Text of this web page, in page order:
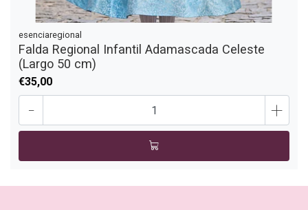
esenciaregional
Falda Regional Infantil Adamascada Celeste
(Largo 50 cm)
€35,00
- +